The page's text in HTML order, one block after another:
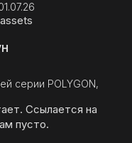
серии POLYGON,
Ссылается на
пусто.